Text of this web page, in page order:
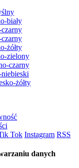
biały
czarny
czarny
żółty
zielony
czarny
żółty
Tok Instagram RSS
danych